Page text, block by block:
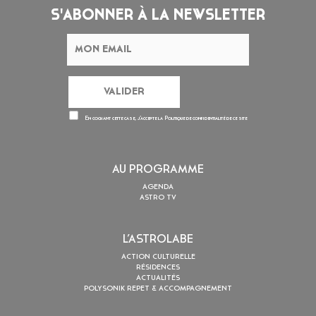
S'ABONNER À LA NEWSLETTER
En cochant cette case, j’accepte la Politique de confidentialitéde ce site
AU PROGRAMME
AGENDA
ASTRO TV
L’ASTROLABE
ACTION CULTURELLE
RÉSIDENCES
ACTUALITÉS
POLYSONIK REPET & ACCOMPAGNEMENT